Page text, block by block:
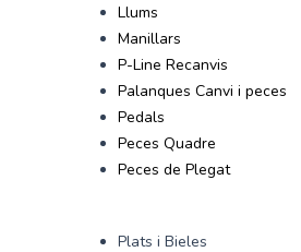
Llums
Manillars
P-Line Recanvis
Palanques Canvi i peces
Pedals
Peces Quadre
Peces de Plegat
Plats i Bieles